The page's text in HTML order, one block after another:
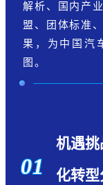
解析、国内产
盟、团体标准
果，为中国汽
图。
01
机遇
化转